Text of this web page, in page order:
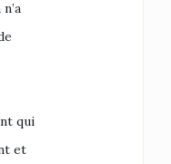
qui
et